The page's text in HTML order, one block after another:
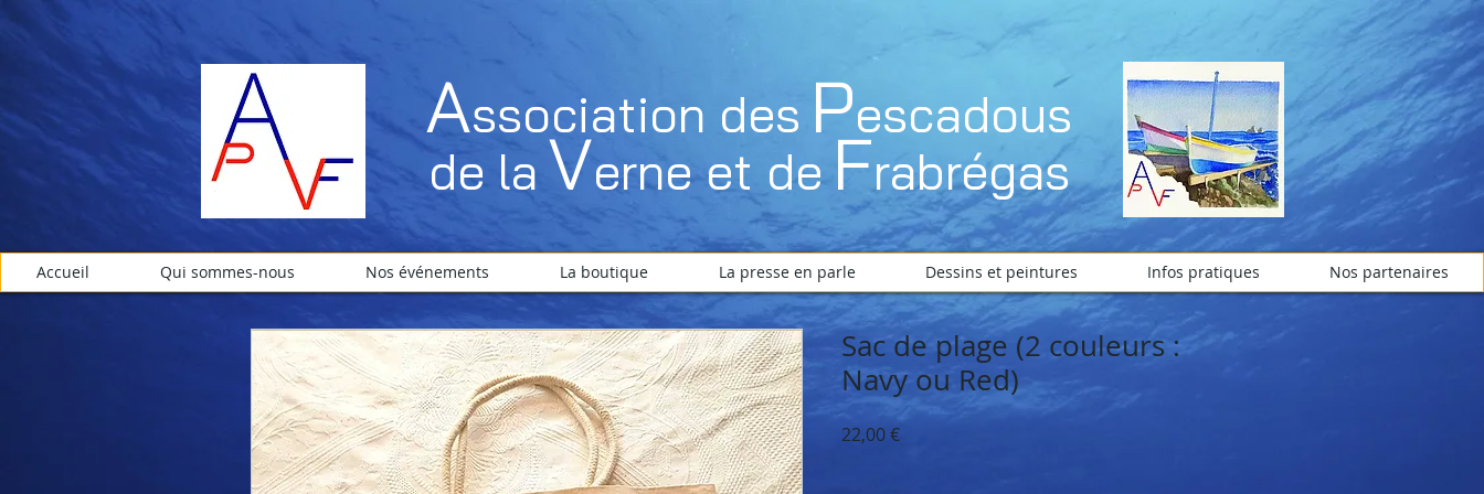
Association des Pescadous
de la Verne et de Frabrégas
Accueil Qui sommes-nous Nos événements La boutique La presse en parle Dessins et peintures Infos pratiques Nos partenaires
Sac de plage (2 couleurs :
Navy ou Red)
22,00 €Prix